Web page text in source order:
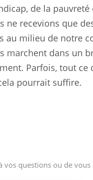
de la
ne recevions que
au milieu de notre
marchent dans un
Parfois, tout ce
pourrait suffire.
questions ou de